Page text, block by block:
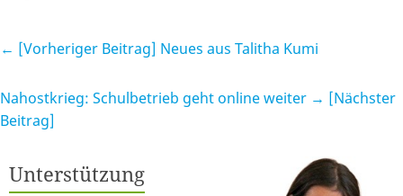
← [Vorheriger Beitrag] Neues aus Talitha Kumi
Nahostkrieg: Schulbetrieb geht online weiter → [Nächster
Beitrag]
Unterstützung